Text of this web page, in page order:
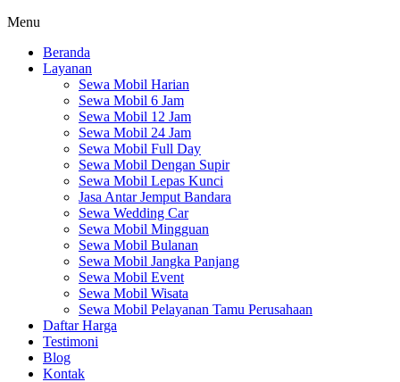
Menu
Beranda
Layanan
Sewa Mobil Harian
Sewa Mobil 6 Jam
Sewa Mobil 12 Jam
Sewa Mobil 24 Jam
Sewa Mobil Full Day
Sewa Mobil Dengan Supir
Sewa Mobil Lepas Kunci
Jasa Antar Jemput Bandara
Sewa Wedding Car
Sewa Mobil Mingguan
Sewa Mobil Bulanan
Sewa Mobil Jangka Panjang
Sewa Mobil Event
Sewa Mobil Wisata
Sewa Mobil Pelayanan Tamu Perusahaan
Daftar Harga
Testimoni
Blog
Kontak